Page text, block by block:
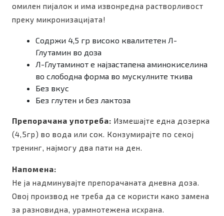
омилен пијалок и има извонредна растворливост
преку микронизацијата!
Содржи 4,5 гр високо квалитетен Л-
Глутамин во доза
Л-Глутаминот е најзастапена аминокиселина
во слободна форма во мускулните ткива
Без вкус
Без глутен и без лактоза
Препорачана употреба: Измешајте една дозерка
(4,5гр) во вода или сок. Конзумирајте по секој
тренинг, најмогу два пати на ден.
Напомена:
Не ја надминувајте препорачаната дневна доза.
Овој производ не треба да се користи како замена
за разновидна, урамнотежена исхрана.